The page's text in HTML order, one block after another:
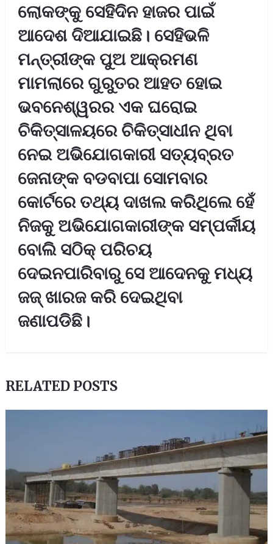
ଲୋକଙ୍କୁ ସେହିଦିନ ହାଜର ପାଇଁ
ଆଦେଶ ଦିଆଯାଇଛି। ସେହିଭଳି
ମନ୍ତ୍ରୀଙ୍କ ପୁଅ ଆକ୍ରମଣ
ମାମଲାରେ ଗୁରୁତର ଆହତ ହୋଇ
ଭବନେଶ୍ୱରର ଏକ ଘରୋଇ
ଚିକିତ୍ସାଳୟରେ ଚିକିତ୍ସାଧୀନ ଥିବା
ନେଇ ଅଭିଯୋଗକାରୀ ସତ୍ୟବ୍ରତ
ଜେନାଙ୍କ ବଡବାପା ସୋମବାର
କୋର୍ଟରେ ତଥ୍ୟ ଦାଖଲ କରିଥିଲେ ହେଁ
ନିଜକୁ ଅଭିଯୋଗକାରୀଙ୍କ ସମ୍ପର୍କୀୟ
ବୋଲି ସଠିକ୍‍ ପରିଚୟ
ଦେଇନପାରିବାରୁ ସେ ଆଦେନକୁ ମଧ୍ୟ
ଜଜ୍‌ ଖାରଜ କରି ଦେଇଥିବା
ଜଣାପଡିଛି।
RELATED POSTS